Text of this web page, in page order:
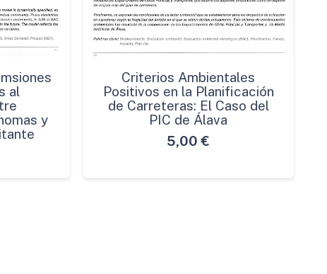
al
y
Criterios Ambientales
Positivos en la Planificación
de Carreteras: El Caso del
PIC de Álava
5,00 €